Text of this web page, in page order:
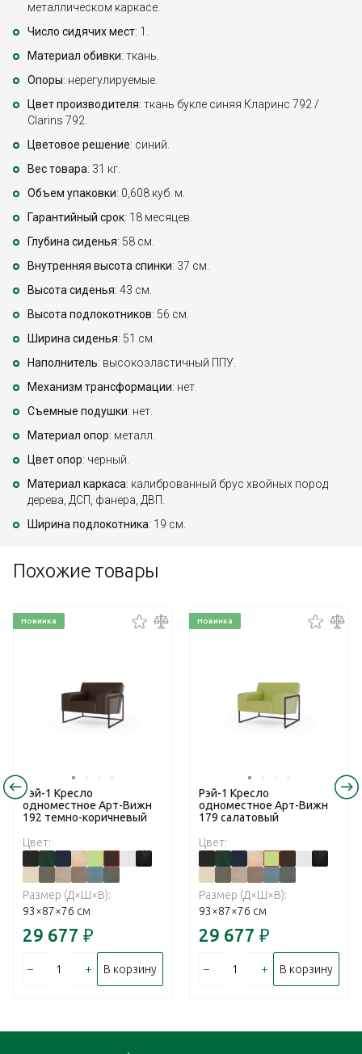
металлическом каркасе.
Число сидячих мест: 1.
Материал обивки: ткань.
Опоры: нерегулируемые.
Цвет производителя: ткань букле синяя Кларинс 792 /
Clarins 792.
Цветовое решение: синий.
Вес товара: 31 кг.
Объем упаковки: 0,608 куб. м.
Гарантийный срок: 18 месяцев.
Глубина сиденья: 58 см.
Внутренняя высота спинки: 37 см.
Высота сиденья: 43 см.
Высота подлокотников: 56 см.
Ширина сиденья: 51 см.
Наполнитель: высокоэластичный ППУ.
Механизм трансформации: нет.
Съемные подушки: нет.
Материал опор: металл.
Цвет опор: черный.
Материал каркаса: калиброванный брус хвойных пород
дерева, ДСП, фанера, ДВП.
Ширина подлокотника: 19 см.
Похожие товары
Новинка
Рэй-1 Кресло
одноместное Арт-Вижн
192 темно-коричневый
Цвет:
Размер (Д×Ш×В):
93×87×76 см
29 677 ₽
– + В корзину
Новинка
Рэй-1 Кресло
одноместное Арт-Вижн
179 салатовый
Цвет:
Размер (Д×Ш×В):
93×87×76 см
29 677 ₽
– + В корзину